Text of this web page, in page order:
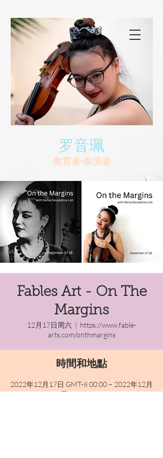
罗音珮
教育者•表演者
Fables Art - On The
Margins
12月17日周六
  |
https://www.fable-
arts.com/onthmargins
時間和地點
2022年12月17日 GMT-8 00:00 – 2022年12月
18日 GMT-8 23:59